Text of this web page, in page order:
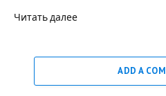
Читать далее
ADD A